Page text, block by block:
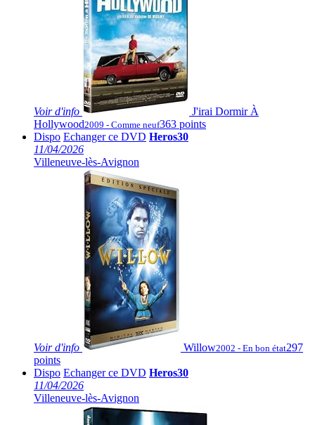
Voir d'info
J'irai Dormir À
Hollywood2009 - Comme neuf363 points
Dispo Echanger ce DVD Heros30
11/04/2026
Villeneuve-lès-Avignon
Voir d'info Willow2002 - En bon état297
points
Dispo Echanger ce DVD Heros30
11/04/2026
Villeneuve-lès-Avignon